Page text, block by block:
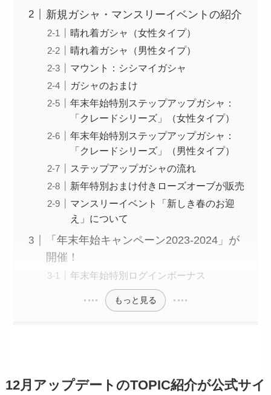
新規ガシャ・マンスリーイベントの紹介
晴れ着ガシャ（女性タイプ）
晴れ着ガシャ（男性タイプ）
マウント：シシマイガシャ
ガシャのおまけ
年末年始特別ステップアップガシャ：
「クレードシリーズ」（女性タイプ）
年末年始特別ステップアップガシャ：
「クレードシリーズ」（男性タイプ）
ステップアップガシャの流れ
新年特別おまけ付きローズオーブが販売
マンスリーイベント「新しき春のお迎
え」について
「年末年始キャンペーン2023-2024」が
開催！
年末年始特別ログインボーナス
もっと見る
12月アップデートのTOPIC紹介が公式サイ